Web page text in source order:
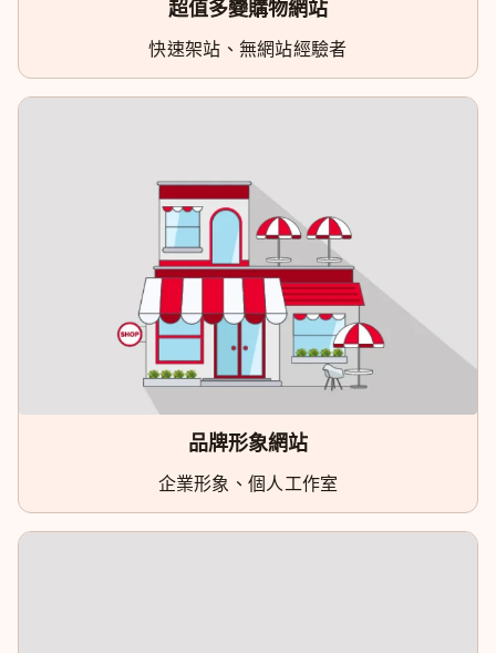
超值多變購物網站
快速架站、無網站經驗者
品牌形象網站
企業形象、個人工作室